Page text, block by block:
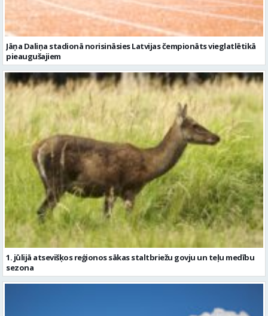
Jāņa Daliņa stadionā norisināsies Latvijas čempionāts vieglatlētikā
pieaugušajiem
1. jūlijā atsevišķos reģionos sākas staltbriežu govju un teļu medību
sezona